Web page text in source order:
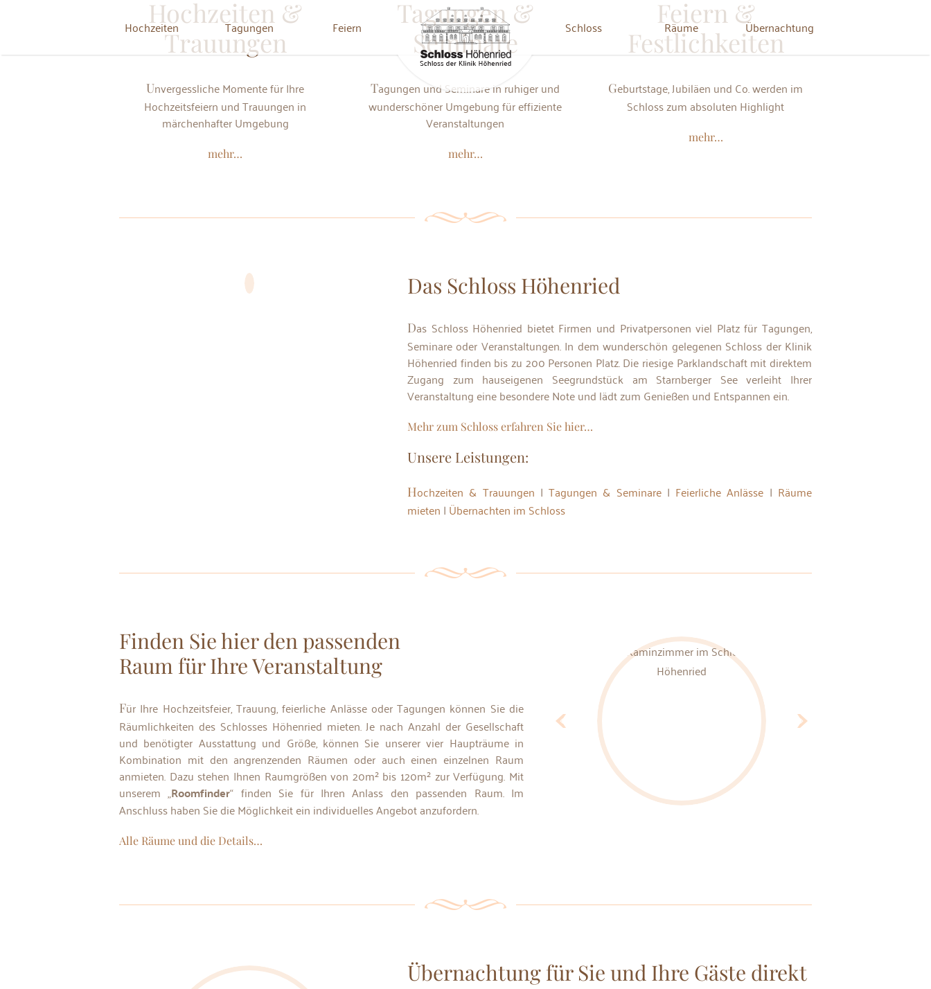
Hochzeiten Tagungen Feiern Schloss Räume Übernachtung
Hochzeiten &
Trauungen
Unvergessliche Momente für Ihre
Hochzeitsfeiern und Trauungen in
märchenhafter Umgebung
mehr…
Tagungen &
Seminare
Tagungen und Seminare in ruhiger und
wunderschöner Umgebung für effiziente
Veranstaltungen
mehr…
Feiern &
Festlichkeiten
Geburtstage, Jubiläen und Co. werden im
Schloss zum absoluten Highlight
mehr…
Das Schloss Höhenried
Das Schloss Höhenried bietet Firmen und Privatpersonen viel Platz für Tagungen,
Seminare oder Veranstaltungen. In dem wunderschön gelegenen Schloss der Klinik
Höhenried finden bis zu 200 Personen Platz. Die riesige Parklandschaft mit direktem
Zugang zum hauseigenen Seegrundstück am Starnberger See verleiht Ihrer
Veranstaltung eine besondere Note und lädt zum Genießen und Entspannen ein.
Mehr zum Schloss erfahren Sie hier…
Unsere Leistungen:
Hochzeiten & Trauungen |Tagungen & Seminare| Feierliche Anlässe | Räume
mieten | Übernachten im Schloss
Finden Sie hier den passenden
Raum für Ihre Veranstaltung
Für Ihre Hochzeitsfeier, Trauung, feierliche Anlässe oder Tagungen können Sie die
Räumlichkeiten des Schlosses Höhenried mieten. Je nach Anzahl der Gesellschaft
und benötigter Ausstattung und Größe, können Sie unserer vier Haupträume in
Kombination mit den angrenzenden Räumen oder auch einen einzelnen Raum
anmieten. Dazu stehen Ihnen Raumgrößen von 20m² bis 120m² zur Verfügung. Mit
unserem „Roomfinder“ finden Sie für Ihren Anlass den passenden Raum. Im
Anschluss haben Sie die Möglichkeit ein individuelles Angebot anzufordern.
Alle Räume und die Details…
Übernachtung für Sie und Ihre Gäste direkt